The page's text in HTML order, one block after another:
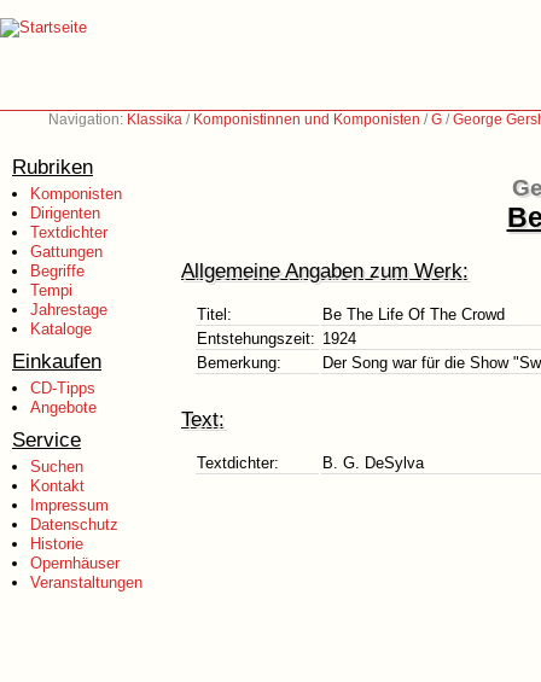
Navigation: Klassika / Komponistinnen und Komponisten /G /George
Rubriken
Komponisten
Dirigenten
Textdichter
Gattungen
Begriffe
Tempi
Jahrestage
Kataloge
Einkaufen
CD-Tipps
Angebote
Service
Suchen
Kontakt
Impressum
Datenschutz
Historie
Opernhäuser
Veranstaltungen
Allgemeine Angaben zum Werk:
Titel:
Be The Life Of The Crowd
Entstehungszeit: 1924
Bemerkung:
Der Song war für die Show
Text:
Textdichter: B. G. DeSylva